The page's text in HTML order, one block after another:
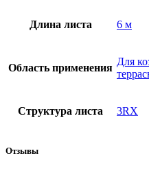
Длина листа 6 м
Область применения
Для
Структура листа 3RX
Отзывы